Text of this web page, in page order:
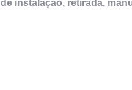
instalação, retirada,